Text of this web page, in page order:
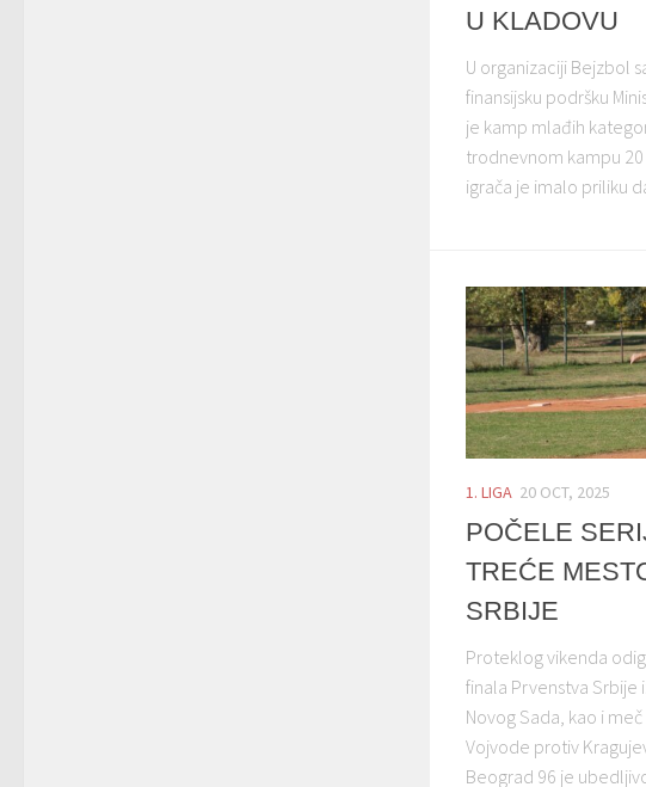
U KLADOVU
U organizaciji Bejzbol
finansijsku podršku
je kamp mlađih
trodnevnom kampu
igrača je imalo priliku
1. LIGA 20 OCT, 2025
POČELE
TREĆE
SRBIJE
Proteklog vikenda
finala Prvenstva Srbije
Novog Sada, kao i
Vojvode protiv
Beograd 96 je